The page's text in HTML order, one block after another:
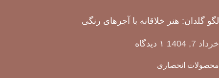
لگو گلدان: هنر خلاقانه با آجرهای رنگی
خرداد 7, 1404 ۱ دیدگاه
محصولات انحصاری